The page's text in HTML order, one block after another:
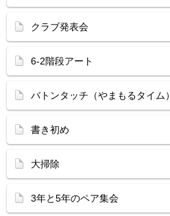
クラブ発表会
6-2階段アート
バトンタッチ（やまもるタイム）
書き初め
大掃除
3年と5年のペア集会